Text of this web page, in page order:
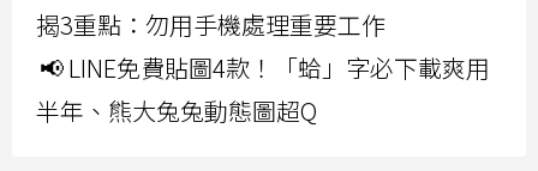
揭3重點：勿用手機處理重要工作
📢 LINE免費貼圖4款！「蛤」字必下載爽用
半年、熊大兔兔動態圖超Q